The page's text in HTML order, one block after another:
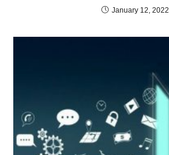
January 12, 2022